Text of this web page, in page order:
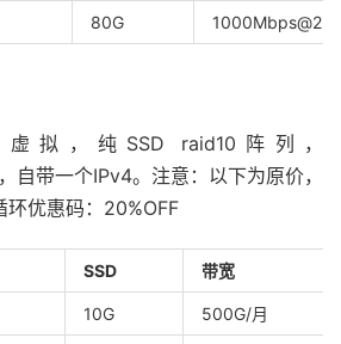
80G
拟，纯SSD raid10阵列，
带一个IPv4。注意：以下为原价，
优惠码：20%OFF
SSD 带宽
10G 500G/月